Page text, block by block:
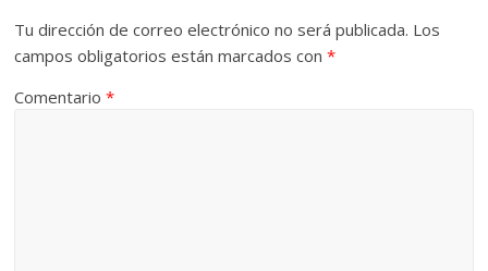
Tu dirección de correo electrónico no será publicada. Los
campos obligatorios están marcados con*
Comentario*